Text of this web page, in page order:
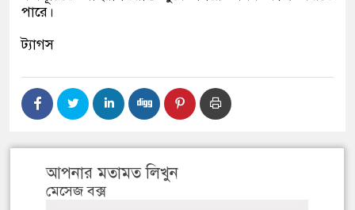
পারে।
ট্যাগস
আপনার মতামত লিখুন
মেসেজ বক্স